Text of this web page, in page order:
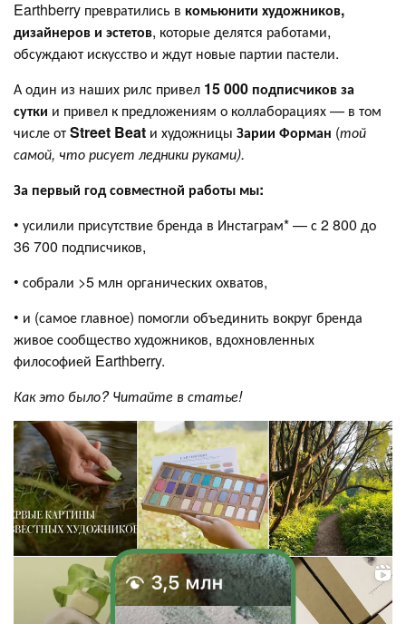
Earthberry превратились в комьюнити художников,
дизайнеров и эстетов, которые делятся работами,
обсуждают искусство и ждут новые партии пастели.
А один из наших рилс привел 15 000 подписчиков за
сутки и привел к предложениям о коллаборациях — в том
числе отStreet Beat и художницы Зарии Форман (той
самой, что рисует ледники руками).
За первый год совместной работы мы:
• усилили присутствие бренда в Инстаграм* — с 2 800 до
36 700 подписчиков,
• собрали >5 млн органических охватов,
• и (самое главное) помогли объединить вокруг бренда
живое сообщество художников, вдохновленных
философией Earthberry.
Как это было? Читайте в статье!